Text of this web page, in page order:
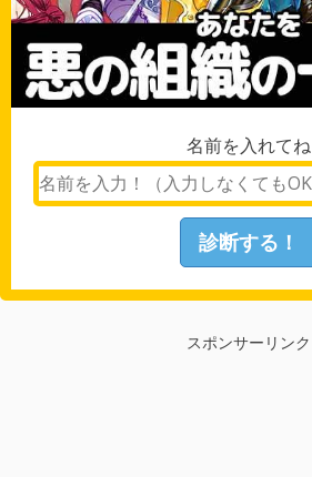
名前を入れてね
スポンサーリンク